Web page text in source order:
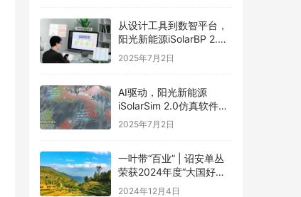
从设计工具到数智平台，
阳光新能源iSolarBP 2.0
重塑分布式电站设计范
2025年7月2日
AI驱动，阳光新能源
iSolarSim 2.0仿真软件引
领光伏智能评估新时代！
2025年7月2日
一叶带“百业” | 诏安单丛
荣获2024年度“大国好货·
一县一品”特色品牌
2024年12月4日